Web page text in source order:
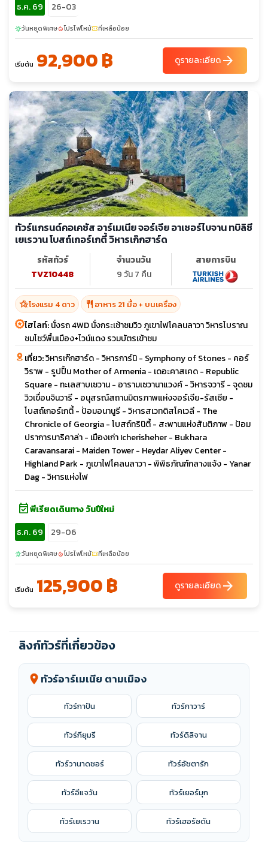
ธ.ค. 69
26-03
sunnyวันหยุดพิเศษlocal_fire_departmentโปรไฟไหม้confirmation_numberที่เหลือน้อย
เริ่มต้น 92,900 ฿ ดูรายละเอียดarrow_forward
ทัวร์แกรนด์คอเคซัส อาร์เมเนีย จอร์เจีย อาเซอร์ไบจาน ทบิลิซี
เยเรวาน โบสถ์เกอร์เกตี้ วิหารเก๊กฮาร์ด
รหัสทัวร์
TVZ10448
จำนวนวัน
9 วัน 7 คืน
สายการบิน
hotel_classโรงแรม 4 ดาว restaurant อาหาร 21 มื้อ + บนเครื่อง
ไฮไลท์:นั่งรถ 4WD นั่งกระเช้าชมวิว ภูเขาไฟโคลนลาวา วิหารโบราณ
ชมโชว์พื้นเมือง+ไวน์แดง รวมบัตรเข้าชม
เที่ยว:วิหารเก๊กฮาร์ด - วิหารการ์นิ - Symphony of Stones - คอร์
วิราพ - รูปปั้น Mother of Armenia - เดอะคาสเคด - Republic
Square - ทะเลสาบเซวาน - อารามเซวานาแวงค์ - วิหารจวารี - จุดชม
วิวเขื่อนจินวารี - อนุสรณ์สถานมิตรภาพแห่งจอร์เจีย-รัสเซีย -
โบสถ์เกอร์เกตี้ - ป้อมอนานูรี - วิหารสเวทติสโคเวลี - The
Chronicle of Georgia - โบสถ์ทรินิตี้ - สะพานแห่งสันติภาพ - ป้อม
ปราการนาริคาล่า - เมืองเก่า Icherisheher - Bukhara
Caravansarai - Maiden Tower - Heydar Aliyev Center -
Highland Park - ภูเขาไฟโคลนลาวา - พิพิธภัณฑ์กลางแจ้ง - Yanar
Dag - วิหารแห่งไฟ
event_availableพีเรียดเดินทาง วันปีใหม่
ธ.ค. 69
29-06
sunnyวันหยุดพิเศษlocal_fire_departmentโปรไฟไหม้confirmation_numberที่เหลือน้อย
เริ่มต้น 125,900 ฿ ดูรายละเอียดarrow_forward
ลิงก์ทัวร์ที่เกี่ยวข้อง
location_on ทัวร์อาร์เมเนีย ตามเมือง
ทัวร์กาปัน ทัวร์กาวาร์
ทัวร์กียุมรี ทัวร์ดิลิจาน
ทัวร์วานาดซอร์ ทัวร์อัชตารัก
ทัวร์อีแจวัน ทัวร์เยอร์มุก
ทัวร์เยเรวาน ทัวร์เฮอรัซดัน